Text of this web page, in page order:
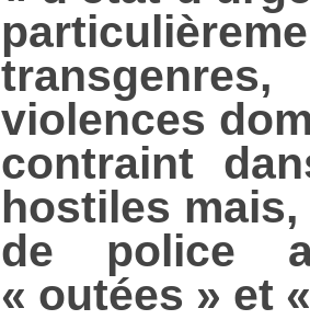
violences
contraint
hostiles
de police
« outées » et